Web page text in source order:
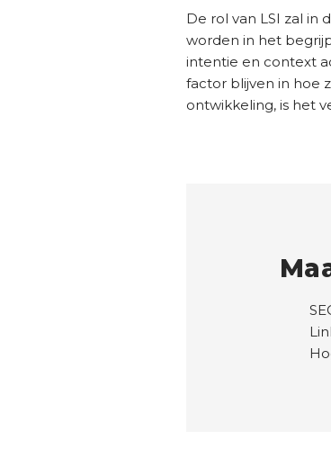
De rol van LSI zal
worden in het
intentie en context
factor blijven in hoe
ontwikkeling, is het